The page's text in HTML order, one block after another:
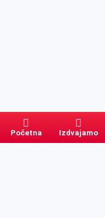
Početna Izdvajamo